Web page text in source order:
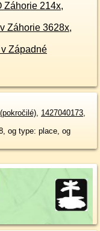
Záhorie 214x,
Záhorie 3628x,
Západné
, 1427040173,
og type: place, og